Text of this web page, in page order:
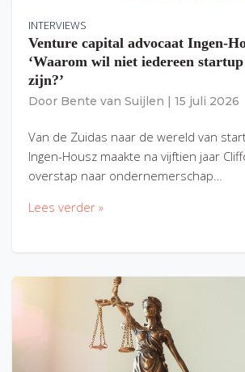
INTERVIEWS
Venture capital advocaat Ingen-
‘Waarom wil niet iedereen
zijn?’
Door Bente van Suijlen 15 juli 2026
Van de Zuidas naar de wereld van
Ingen-Housz maakte na vijftien jaar
overstap naar ondernemerschap…
Lees verder »